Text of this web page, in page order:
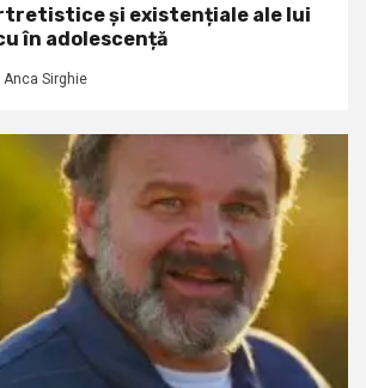
și existențiale ale lui
în adolescență
Anca Sirghie